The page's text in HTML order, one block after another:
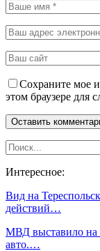
Сохраните мое
этом браузере для
Интересное:
Вид на
действий…
МВД выставило на
авто.…